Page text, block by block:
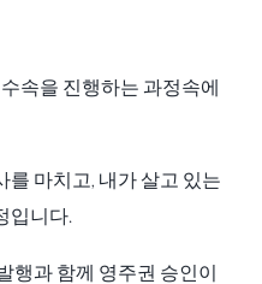
속을 진행하는 과정속에
마치고, 내가 살고 있는
입니다.
행과 함께 영주권 승인이